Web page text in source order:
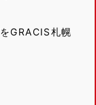
GRACIS札幌